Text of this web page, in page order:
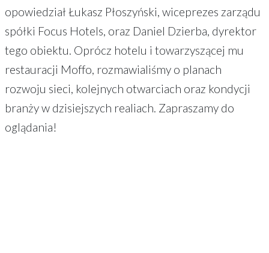
opowiedział Łukasz Płoszyński, wiceprezes zarządu
spółki Focus Hotels, oraz Daniel Dzierba, dyrektor
tego obiektu. Oprócz hotelu i towarzyszącej mu
restauracji Moffo, rozmawialiśmy o planach
rozwoju sieci, kolejnych otwarciach oraz kondycji
branży w dzisiejszych realiach. Zapraszamy do
oglądania!